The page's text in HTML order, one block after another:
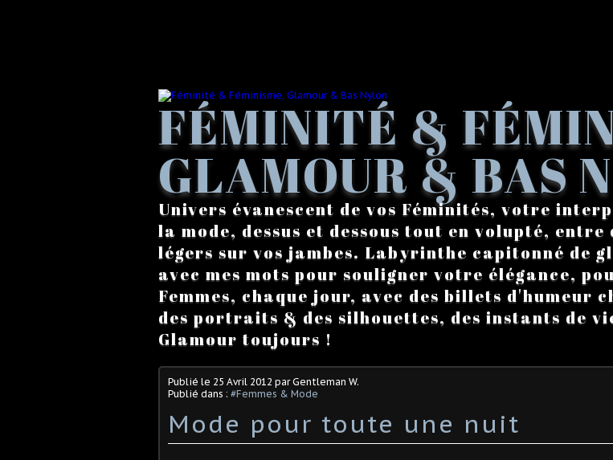
FÉMINITÉ &
GLAMOUR & BAS
Univers évanescent de vos Féminités, votre
la mode, dessus et dessous tout en volupté, entre
légers sur vos jambes. Labyrinthe capitonné de
avec mes mots pour souligner votre élégance,
Femmes, chaque jour, avec des billets d'humeur
des portraits & des silhouettes, des instants de
Glamour toujours !
Publié le 25 Avril 2012 par Gentleman W.
Publié dans : #Femmes & Mode
Mode pour toute une nuit